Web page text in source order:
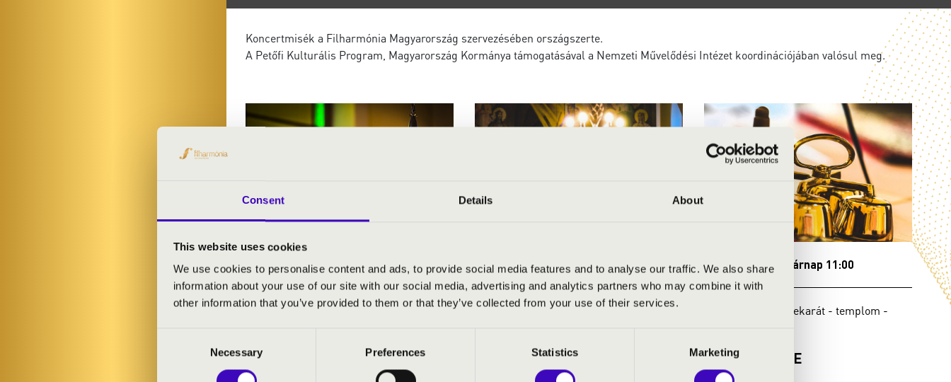
Consent Details About
This website uses cookies
We use cookies to personalise content and ads, to provide social media features and to analyse our traffic. We also share
information about your use of our site with our social media, advertising and analytics partners who may combine it with
other information that you’ve provided to them or that they’ve collected from your use of their services.
Necessary Preferences Statistics Marketing
Koncertmisék a Filharmónia Magyarország szervezésében országszerte.
A Petőfi Kulturális Program, Magyarország Kormánya támogatásával a Nemzeti Művelődési Intézet koordinációjában valósul meg.
2026.09.06. - vasárnap 08:00
Regöly - Közösségi Színtér
Jegyár:
2026.09.06. - vasárnap 11:00
Szászvár - Szent István Közösségi Ház
Ingyenes!
2026.09.20. - vasárnap 11:00
Gersekarát - Gersekarát - templom -
KONCERTMISE